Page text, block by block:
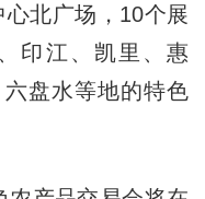
心北广场，10个展
印江、凯里、惠
盘水等地的特色